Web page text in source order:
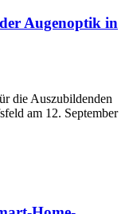
Augenoptik in
die Auszubildenden
am 12. September